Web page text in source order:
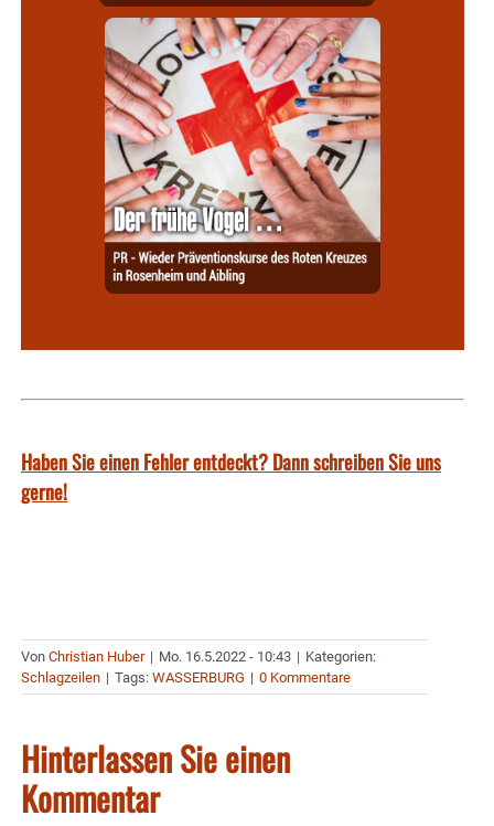
Haben Sie einen Fehler entdeckt? Dann schreiben Sie uns
gerne!
Von Christian Huber | Mo. 16.5.2022 - 10:43 | Kategorien:
Schlagzeilen | Tags: WASSERBURG | 0 Kommentare
Hinterlassen Sie einen
Kommentar